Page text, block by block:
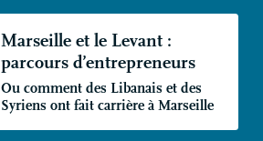
Marseille et le Levant :
parcours d’entrepreneurs
Ou comment des Libanais et des
Syriens ont fait carrière à Marseille